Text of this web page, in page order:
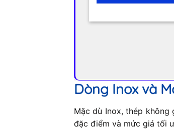
Dòng Inox và
Mặc dù Inox, thép
đặc điểm và mức giá tối